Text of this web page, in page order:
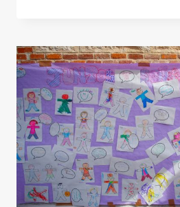
LA
INNOVACIÓN
ABIERTA